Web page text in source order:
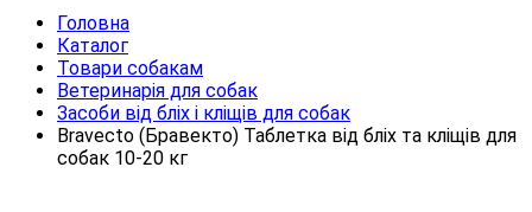
Головна
Каталог
Товари собакам
Ветеринарія для собак
Засоби від бліх і кліщів для собак
Bravecto (Бравекто) Таблетка від бліх та кліщів для
собак 10-20 кг